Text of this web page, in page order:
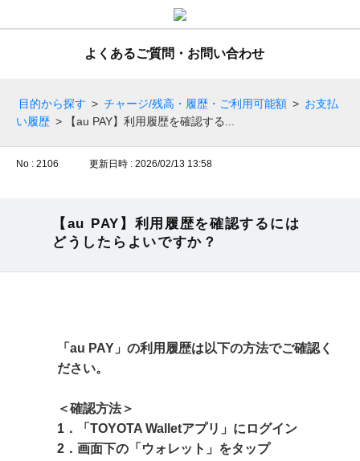
よくあるご質問・お問い合わせ
目的から探す > チャージ/残高・履歴・ご利用可能額 > お支払
い履歴 > 【au PAY】利用履歴を確認する...
No : 2106 更新日時 : 2026/02/13 13:58
【au PAY】利用履歴を確認するには
どうしたらよいですか？
「au PAY」の利用履歴は以下の方法でご確認く
ださい。
＜確認方法＞
1．「TOYOTA Walletアプリ」にログイン
2．画面下の「ウォレット」をタップ